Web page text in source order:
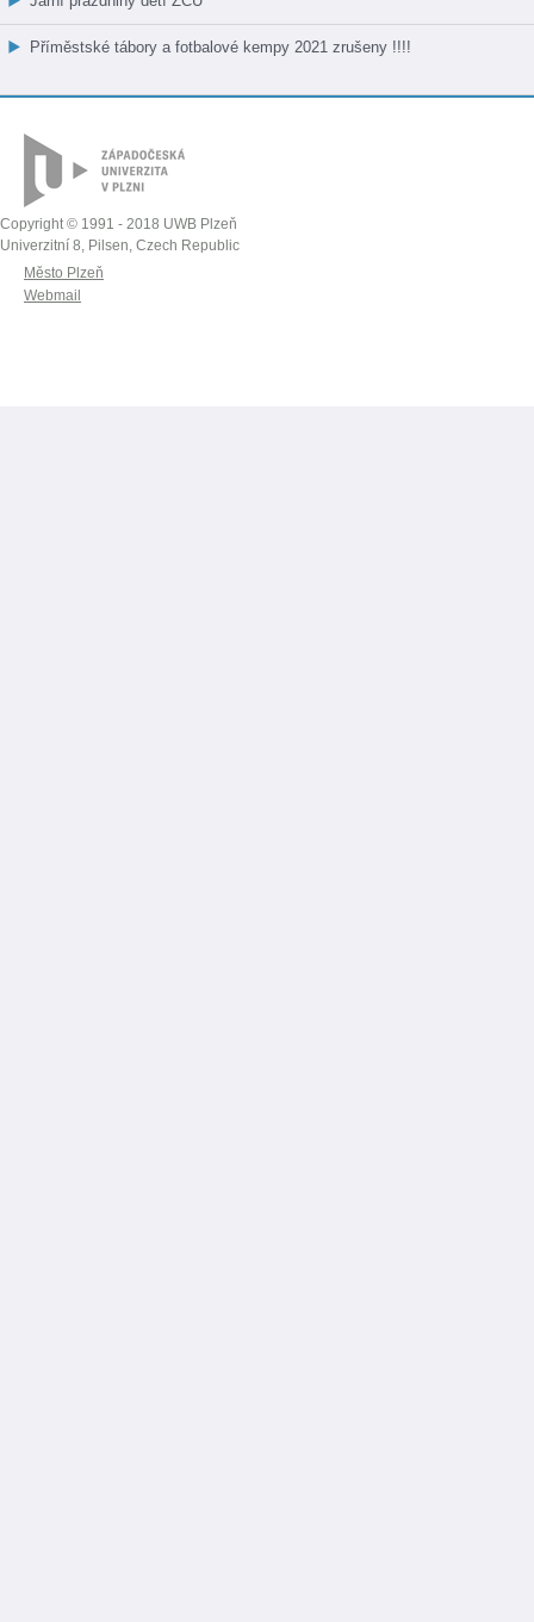
Příměstské tábory a fotbalové kempy 2021 zrušeny !!!!
Copyright © 1991 - 2018 UWB Plzeň
Univerzitní 8, Pilsen, Czech Republic
Město Plzeň
Webmail